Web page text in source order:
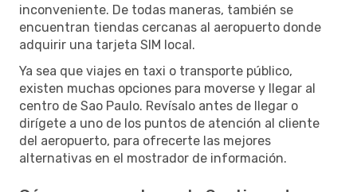
inconveniente. De todas maneras, también se
encuentran tiendas cercanas al aeropuerto donde
adquirir una tarjeta SIM local.
Ya sea que viajes en taxi o transporte público,
existen muchas opciones para moverse y llegar al
centro de Sao Paulo. Revísalo antes de llegar o
dirígete a uno de los puntos de atención al cliente
del aeropuerto, para ofrecerte las mejores
alternativas en el mostrador de información.